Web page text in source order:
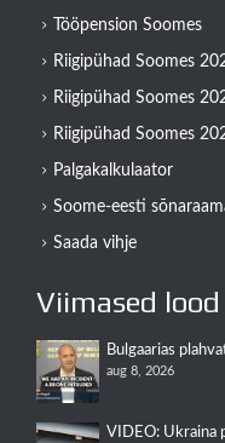
Tööpension Soomes
Riigipühad Soomes
Riigipühad Soomes
Riigipühad Soomes
Palgakalkulaator
Soome-eesti
Saada vihje
Viimased lood
Bulgaarias
aug 8, 2026
VIDEO: Ukraina